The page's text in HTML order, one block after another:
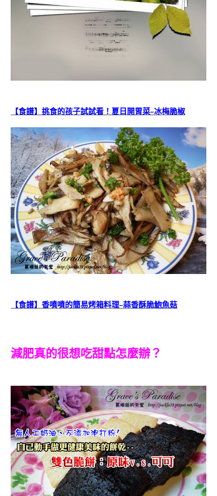
【食譜】挑食的孩子試試看！夏日開胃菜–冰梅脆椒
【食譜】香噴噴的簡易烤箱料理–蒜香酥脆鮑魚菇
減肥真的很想吃甜點怎麼辦？